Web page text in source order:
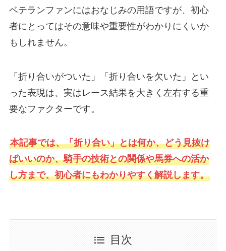
ベテランファンにはおなじみの用語ですが、初心
者にとってはその意味や重要性がわかりにくいか
もしれません。
「折り合いがついた」「折り合いを欠いた」とい
った表現は、実はレース結果を大きく左右する重
要なファクターです。
本記事では、「折り合い」とは何か、どう見抜け
ばいいのか、騎手の技術との関係や馬券への活か
し方まで、初心者にもわかりやすく解説します。
目次